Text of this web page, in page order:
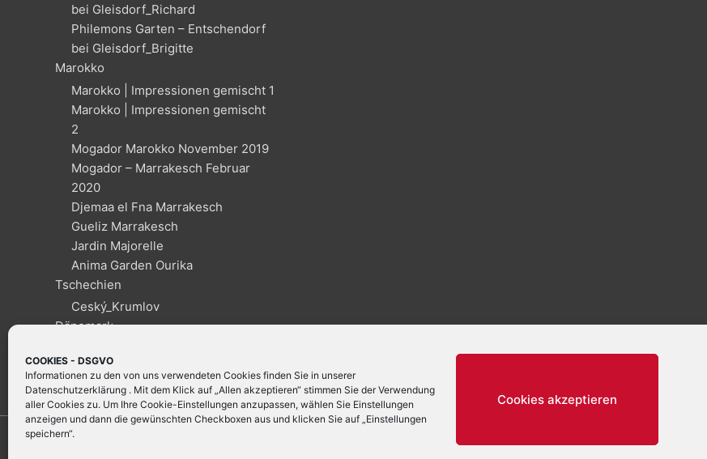
COOKIES - DSGVO
Informationen zu den von uns verwendeten Cookies finden Sie in unserer
Datenschutzerklärung . Mit dem Klick auf „Allen akzeptieren“ stimmen Sie der Verwendung
aller Cookies zu. Um Ihre Cookie-Einstellungen anzupassen, wählen Sie Einstellungen
anzeigen und dann die gewünschten Checkboxen aus und klicken Sie auf „Einstellungen
speichern“.
Cookies akzeptieren
bei Gleisdorf_Richard
Philemons Garten – Entschendorf
bei Gleisdorf_Brigitte
Marokko
Marokko | Impressionen gemischt 1
Marokko | Impressionen gemischt
2
Mogador Marokko November 2019
Mogador – Marrakesch Februar
2020
Djemaa el Fna Marrakesch
Gueliz Marrakesch
Jardin Majorelle
Anima Garden Ourika
Tschechien
Ceský_Krumlov
Dänemark